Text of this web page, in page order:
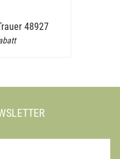
48927